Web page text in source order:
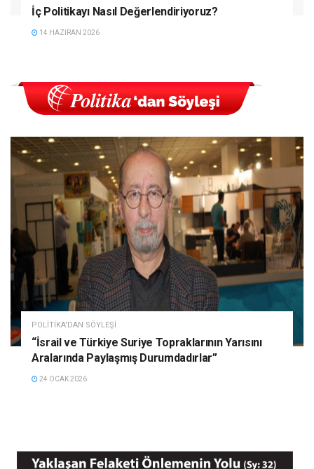
İç Politikayı Nasıl Değerlendiriyoruz?
14 HAZIRAN 2026
POLITIKA'DAN SÖYLEŞI
“İsrail ve Türkiye Suriye Topraklarının Yarısını
Aralarında Paylaşmış Durumdadırlar”
24 OCAK 2026